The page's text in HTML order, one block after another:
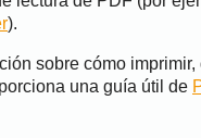
).
sobre cómo
una guía útil de